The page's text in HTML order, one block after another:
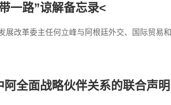
一路”谅解备忘录<
改革委主任何立峰与阿根廷外交、国际贸易和
全面战略伙伴关系的联合声明